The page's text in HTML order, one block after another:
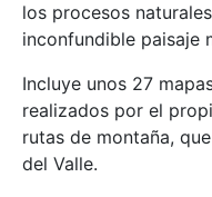
los procesos
inconfundible paisaje
Incluye unos 27
realizados por el
rutas de montaña,
del Valle.